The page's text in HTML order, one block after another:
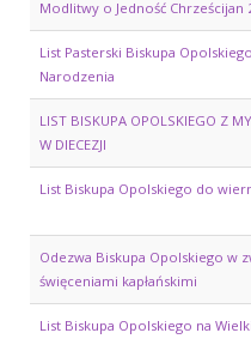
Modlitwy o Jedność Chrześcijan
List Pasterski Biskupa
Narodzenia
LIST BISKUPA OPOLSKIEGO Z
W DIECEZJI
List Biskupa Opolskiego do
Odezwa Biskupa Opolskiego w
święceniami kapłańskimi
List Biskupa Opolskiego na